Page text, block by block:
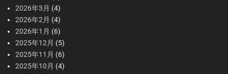
2026年3月 (4)
2026年2月 (4)
2026年1月 (6)
2025年12月 (5)
2025年11月 (6)
2025年10月 (4)